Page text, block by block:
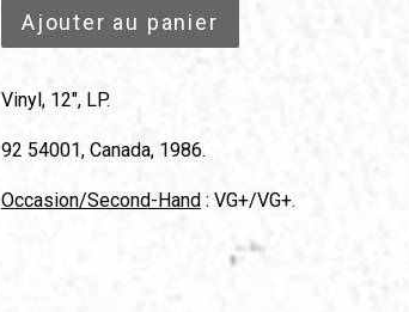
Ajouter au panier
Vinyl, 12", LP.
92 54001, Canada, 1986.
Occasion/Second-Hand : VG+/VG+.